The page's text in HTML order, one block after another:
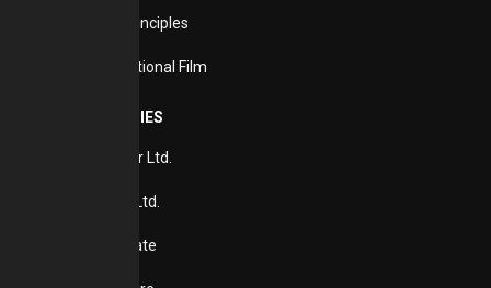
Objectives and Principles
Corporate Promotional Film
GROUP COMPANIES
Basman Kardesler Ltd.
Basman Textiles Ltd.
Basman Real Estate